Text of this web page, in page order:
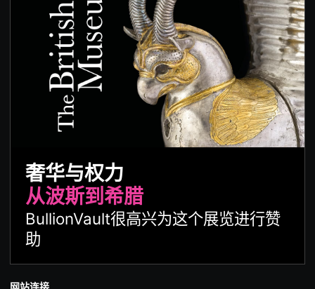
奢华与权力
从波斯到希腊
BullionVault很高兴为这个展览进行赞
助
网站连接